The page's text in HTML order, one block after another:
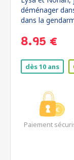
déménager
dans la
8.95 €
dès 10 ans
Paiement